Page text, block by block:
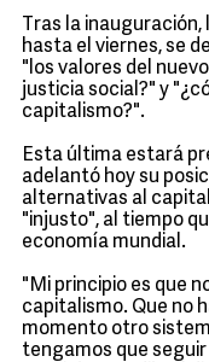
Tras la
hasta el viernes, se
"los valores del
justicia social?" y
capitalismo?".
Esta última estará
adelantó hoy su
alternativas al
"injusto", al tiempo
economía mundial.
"Mi principio es que
capitalismo. Que no
momento otro
tengamos que